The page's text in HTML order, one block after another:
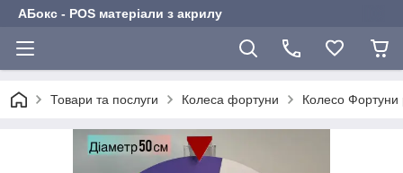
АБокс - POS матеріали з акрилу
Товари та послуги Колеса фортуни Колесо Фортуни